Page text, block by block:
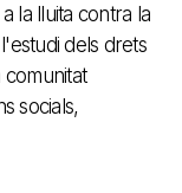
la lluita contra la
dels drets
comunitat
socials,